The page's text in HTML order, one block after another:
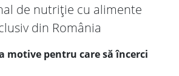
de nutriție cu alimente
din România
motive pentru care să încerci